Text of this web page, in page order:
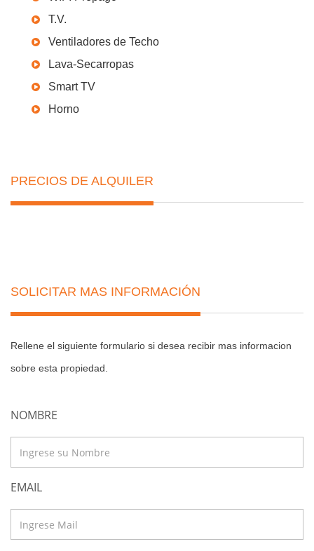
T.V.
Ventiladores de Techo
Lava-Secarropas
Smart TV
Horno
PRECIOS DE ALQUILER
SOLICITAR MAS INFORMACIÓN
Rellene el siguiente formulario si desea recibir mas informacion
sobre esta propiedad.
NOMBRE
EMAIL